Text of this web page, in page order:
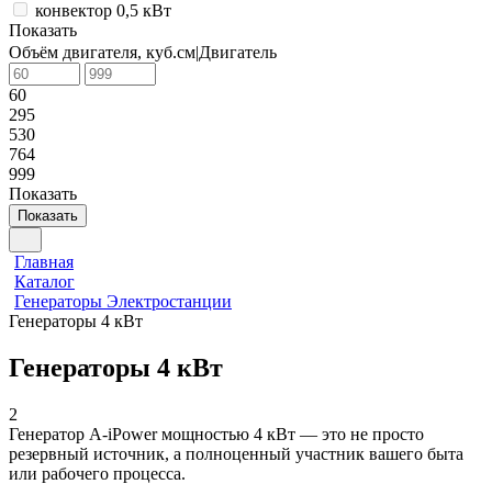
конвектор 0,5 кВт
Показать
Объём двигателя, куб.см|Двигатель
60
295
530
764
999
Показать
Показать
Главная
Каталог
Генераторы Электростанции
Генераторы 4 кВт
Генераторы 4 кВт
2
Генератор A-iPower мощностью 4 кВт — это не просто
резервный источник, а полноценный участник вашего быта
или рабочего процесса.